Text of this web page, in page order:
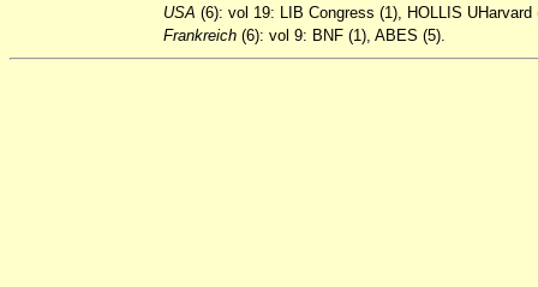
USA (6): vol 19: LIB Congress (1), HOLLIS
Frankreich (6): vol 9: BNF (1), ABES (5).